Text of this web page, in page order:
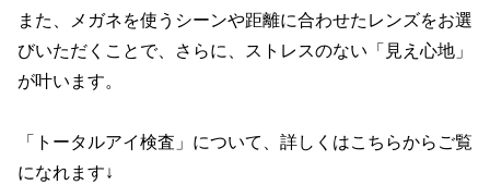
また、メガネを使うシーンや距離に合わせたレンズをお選
びいただくことで、さらに、ストレスのない「見え心地」
が叶います。
「トータルアイ検査」について、詳しくはこちらからご覧
になれます↓